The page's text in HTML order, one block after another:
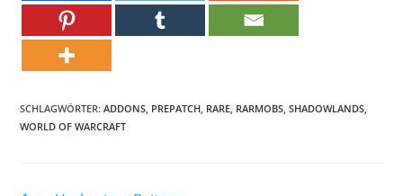
SCHLAGWÖRTER:ADDONS, PREPATCH, RARE, RARMOBS, SHADOWLANDS,
WORLD OF WARCRAFT